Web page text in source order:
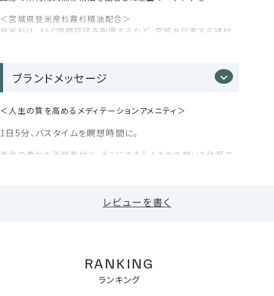
る配合です。
サロンレベルの集中補修
料不使用。深い森の香りが、1日の終わりに心と身体を
Na、コカミドプロピルベタイン（すべて洗浄剤）
*2 セラミドNP・セラミドAP・セラミドEOP （保湿成分）
アカマツ球果エキス、ローマカミツレ花エキス、オドリコソウ
花/葉/茎エキス、セイヨウキズタ葉/茎エキス、ローズマリー
リルアルコール、ステアリルアルコール、セタノール、イソプロパ
ノール、1,2-ヘキサンジオール、ペンチレングリコール、エチルヘ
＜宮城県登米産杉霧杉精油配合＞
登米杉は、FSC国際認証を取得するなど、宮城を代表する建材
の枝葉を自社で丁寧に蒸留しています。
ブランドメッセージ
＜人生の質を高めるメディテーションアメニティ＞
1日5分、バスタイムを瞑想時間に。
東北の豊かな天然素材と、そこに生きる人たちの想いを体感で
自然の恵みと天然精油の香りで、肌と心が癒されるバスタイム
レビューを書く
RANKING
ランキング